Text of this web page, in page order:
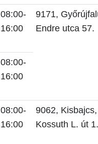
08:00-
16:00
9171,
Endre utca 57.
08:00-
16:00
08:00-
16:00
9062, Kisbajcs,
Kossuth L. út 1.